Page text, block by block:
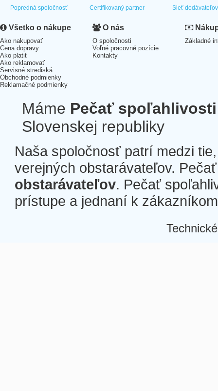
Popredná spoločnosť Certifikovaný partner Sieť dodávateľov
Všetko o nákupe
Ako nakupovať
Cena dopravy
Ako platiť
Ako reklamovať
Servisné strediská
Obchodné podmienky
Reklamačné podmienky
O nás
O spoločnosti
Voľné pracovné pozície
Kontakty
Základné
Máme Pečať spoľahlivosti
Slovenskej republiky
Naša spoločnosť patrí medzi
verejných obstarávateľov.
obstarávateľov. Pečať
prístupe a jednaní k